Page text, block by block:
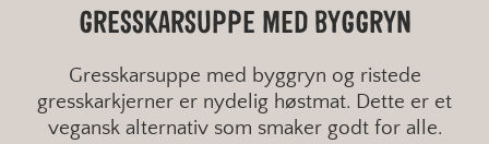
GRESSKARSUPPE MED BYGGRYN
Gresskarsuppe med byggryn og ristede
gresskarkjerner er nydelig høstmat. Dette er et
vegansk alternativ som smaker godt for alle.